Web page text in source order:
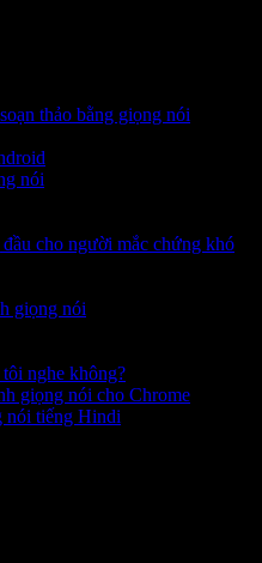
thảo bằng giọng nói
nói
cho người mắc chứng khó
giọng nói
nghe không?
giọng nói cho Chrome
nói tiếng Hindi